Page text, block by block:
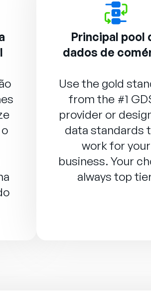
Principal pool
dados de
Use the gold
from the #1
provider or
data standards
work for your
business. Your
always top